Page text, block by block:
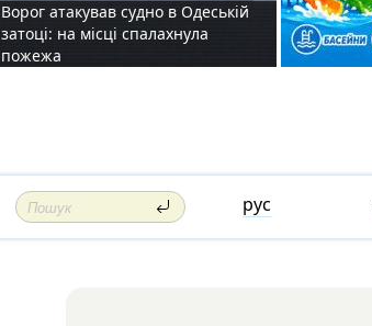
Ворог атакував судно в Одеській
затоці: на місці спалахнула
пожежа
рус